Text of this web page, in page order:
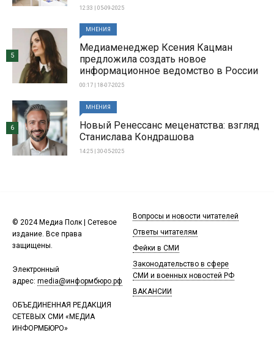
12:33 | 05-09-2025
МНЕНИЯ
Медиаменеджер Ксения Кацман
предложила создать новое
информационное ведомство в России
00:17 | 18-07-2025
5
МНЕНИЯ
Новый Ренессанс меценатства: взгляд
Станислава Кондрашова
14:25 | 30-05-2025
6
© 2024 Медиа Полк | Сетевое
издание. Все права
защищены.
Электронный
адрес: media@информбюро.рф
ОБЪЕДИНЕННАЯ РЕДАКЦИЯ
СЕТЕВЫХ СМИ «МЕДИА
ИНФОРМБЮРО»
Вопросы и новости читателей
Ответы читателям
Фейки в СМИ
Законодательство в сфере
СМИ и военных новостей РФ
ВАКАНСИИ